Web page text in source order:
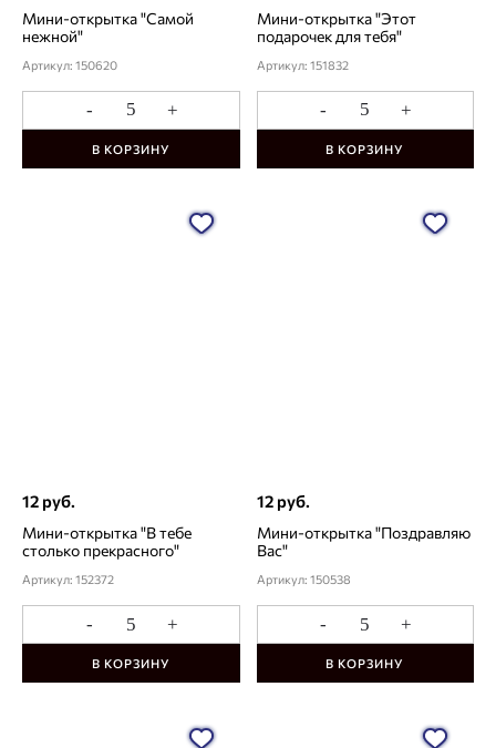
Мини-открытка "Самой
нежной"
Артикул: 150620
- +
В КОРЗИНУ
Мини-открытка "Этот
подарочек для тебя"
Артикул: 151832
- +
В КОРЗИНУ
12 руб.
Мини-открытка "В тебе
столько прекрасного"
Артикул: 152372
- +
В КОРЗИНУ
12 руб.
Мини-открытка "Поздравляю
Вас"
Артикул: 150538
- +
В КОРЗИНУ